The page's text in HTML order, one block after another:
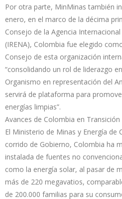
Por otra parte, MinMinas también
enero, en el marco de la décima
Consejo de la Agencia
(IRENA), Colombia fue elegido
Consejo de esta organización
“consolidando un rol de liderazgo
Organismo en representación del
servirá de plataforma para
energías limpias”.
Avances de Colombia en
El Ministerio de Minas y Energía de
corrido de Gobierno, Colombia ha
instalada de fuentes no
como la energía solar, al pasar de
más de 220 megavatios,
de 200.000 familias para su